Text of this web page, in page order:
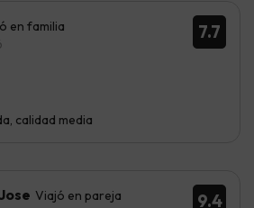
7.7
en familia
calidad media
9.4
Viajó en pareja